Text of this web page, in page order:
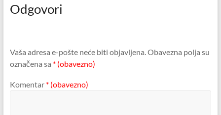
Odgovori
Vaša adresa e-pošte neće biti objavljena.Obavezna polja su
označena sa * (obavezno)
Komentar * (obavezno)